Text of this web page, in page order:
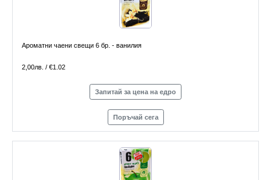
Ароматни чаени свещи 6 бр. - ванилия
2,00лв. / €1.02
Запитай за цена на едро
Поръчай сега